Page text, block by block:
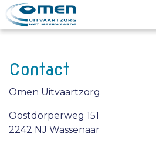
Contact
Omen Uitvaartzorg
Oostdorperweg 151
2242 NJ Wassenaar